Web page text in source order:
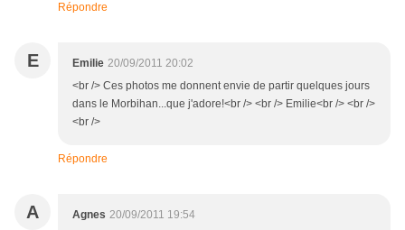
Répondre
E Emilie 20/09/2011 20:02
<br /> Ces photos me donnent envie de partir quelques jours
dans le Morbihan...que j'adore!<br /> <br /> Emilie<br /> <br />
<br />
Répondre
A Agnes 20/09/2011 19:54